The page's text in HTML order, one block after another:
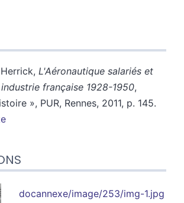
L'Aéronautique salariés et
française 1928-1950,
», PUR, Rennes, 2011, p. 145.
docannexe/image/253/img-1.jpg